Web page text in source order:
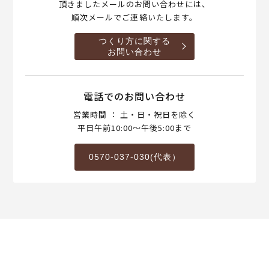
頂きましたメールのお問い合わせには、
順次メールでご連絡いたします。
つくり方に関する
お問い合わせ
電話でのお問い合わせ
営業時間 ： 土・日・祝日を除く
平日午前10:00～午後5:00まで
0570-037-030(代表）